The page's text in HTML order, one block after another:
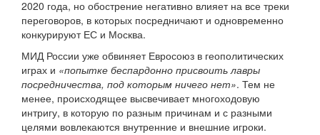
2020 года, но обострение негативно влияет на все треки
переговоров, в которых посредничают и одновременно
конкурируют ЕС и Москва.
МИД России уже обвиняет Евросоюз в геополитических
играх и «попытке беспардонно присвоить лавры
посредничества, под которым ничего нет». Тем не
менее, происходящее высвечивает многоходовую
интригу, в которую по разным причинам и с разными
целями вовлекаются внутренние и внешние игроки.